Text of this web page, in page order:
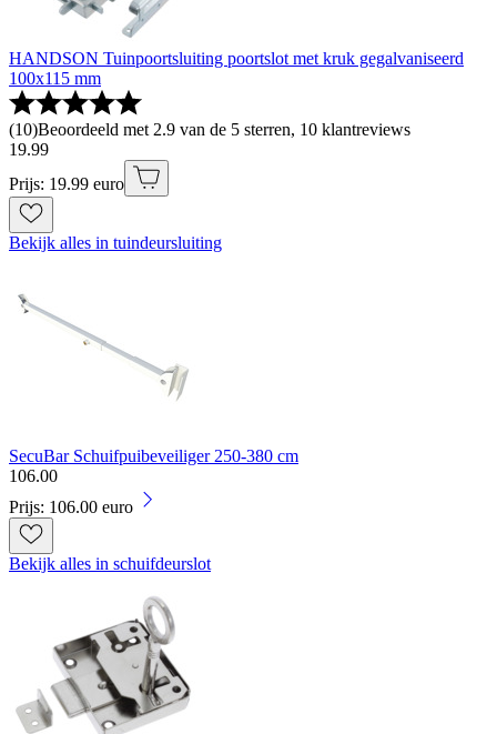
HANDSON Tuinpoortsluiting poortslot met kruk gegalvaniseerd
100x115 mm
(10)Beoordeeld met 2.9 van de 5 sterren, 10 klantreviews
19.99
Prijs: 19.99 euro
Bekijk alles in tuindeursluiting
SecuBar Schuifpuibeveiliger 250-380 cm
106.00
Prijs: 106.00 euro
Bekijk alles in schuifdeurslot